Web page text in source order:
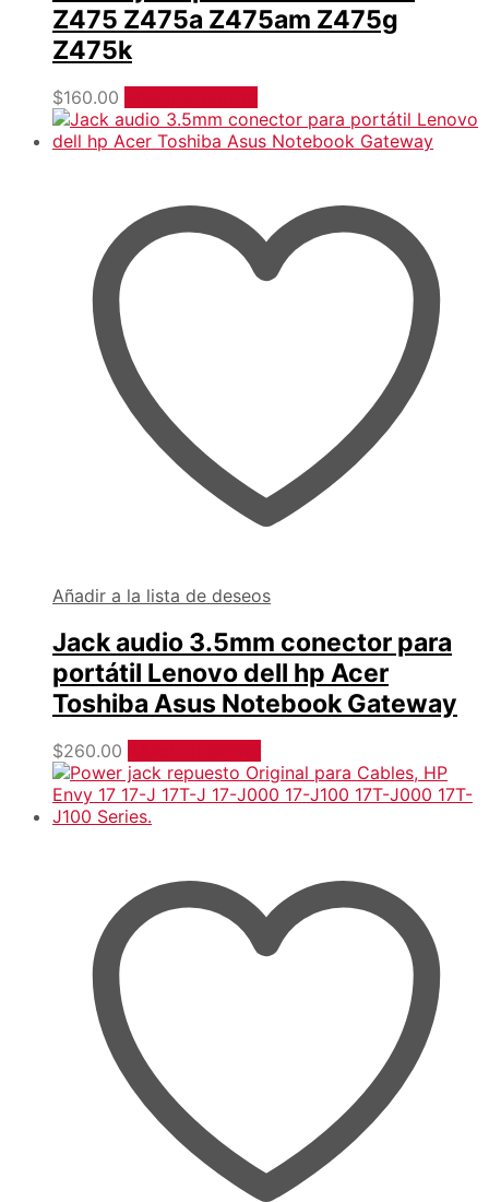
Z475 Z475a Z475am Z475g
Z475k
$160.00
Añadir a la lista de deseos
Jack audio 3.5mm conector para
portátil Lenovo dell hp Acer
Toshiba Asus Notebook Gateway
$260.00